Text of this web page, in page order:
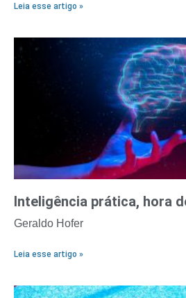
Leia esse artigo »
Inteligência prática, hora
Geraldo Hofer
Leia esse artigo »